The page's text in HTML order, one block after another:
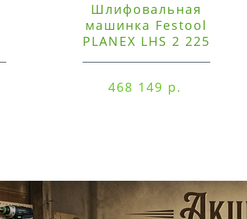
Шлифовальная
машинка Festool
PLANEX LHS 2 225
468 149 р.